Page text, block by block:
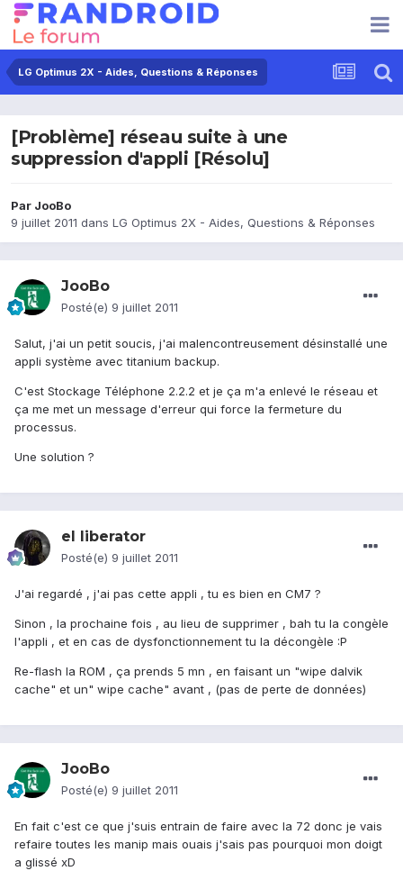
LG Optimus 2X - Aides, Questions & Réponses
[Problème] réseau suite à une
suppression d'appli [Résolu]
Par JooBo
9 juillet 2011 dans LG Optimus 2X - Aides, Questions & Réponses
JooBo
Posté(e) 9 juillet 2011
Salut, j'ai un petit soucis, j'ai malencontreusement désinstallé une
appli système avec titanium backup.
C'est Stockage Téléphone 2.2.2 et je ça m'a enlevé le réseau et
ça me met un message d'erreur qui force la fermeture du
processus.
Une solution ?
el liberator
Posté(e) 9 juillet 2011
J'ai regardé , j'ai pas cette appli , tu es bien en CM7 ?
Sinon , la prochaine fois , au lieu de supprimer , bah tu la congèle
l'appli , et en cas de dysfonctionnement tu la décongèle :P
Re-flash la ROM , ça prends 5 mn , en faisant un "wipe dalvik
cache" et un" wipe cache" avant , (pas de perte de données)
JooBo
Posté(e) 9 juillet 2011
En fait c'est ce que j'suis entrain de faire avec la 72 donc je vais
refaire toutes les manip mais ouais j'sais pas pourquoi mon doigt
a glissé xD